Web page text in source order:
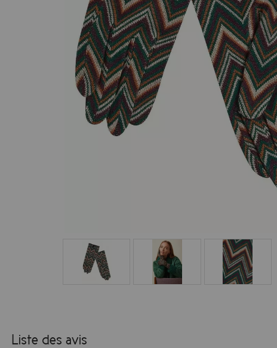
Liste des avis